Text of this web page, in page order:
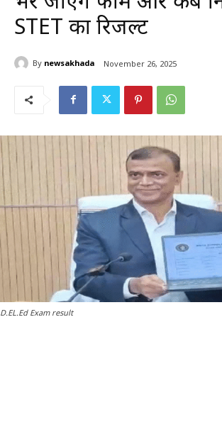
STET का रिजल्ट
By newsakhada November 26, 2025
D.EL.Ed Exam result